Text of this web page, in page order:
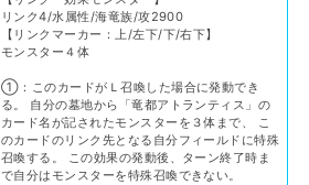
リンク4/水属性/海竜族/攻2900
【リンクマーカー：上/左下/下/右下】
モンスター４体
①：このカードがＬ召喚した場合に発動でき
る。 自分の墓地から「竜都アトランティス」の
カード名が記されたモンスターを３体まで、 こ
のカードのリンク先となる自分フィールドに特殊
召喚する。 この効果の発動後、ターン終了時ま
で自分はモンスターを特殊召喚できない。